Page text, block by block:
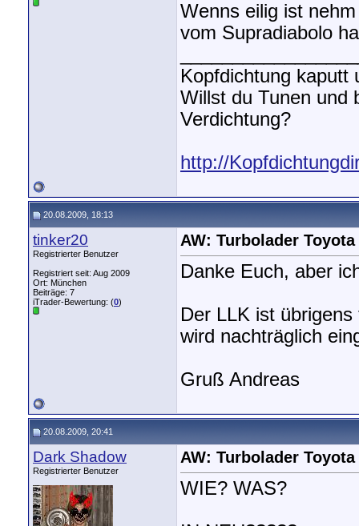
Wenns eilig ist
vom Supradiabolo
Kopfdichtung kaputt
Willst du Tunen und
Verdichtung?
http://
20.08.2009, 18:13
tinker20
Registrierter Benutzer
Registriert seit: Aug 2009
Ort: München
Beiträge: 7
iTrader-Bewertung: (0)
AW: Turbolader
Danke Euch, aber
Der LLK ist
wird nachträglich
Gruß Andreas
20.08.2009, 20:41
Dark Shadow
Registrierter Benutzer
AW: Turbolader
WIE? WAS?